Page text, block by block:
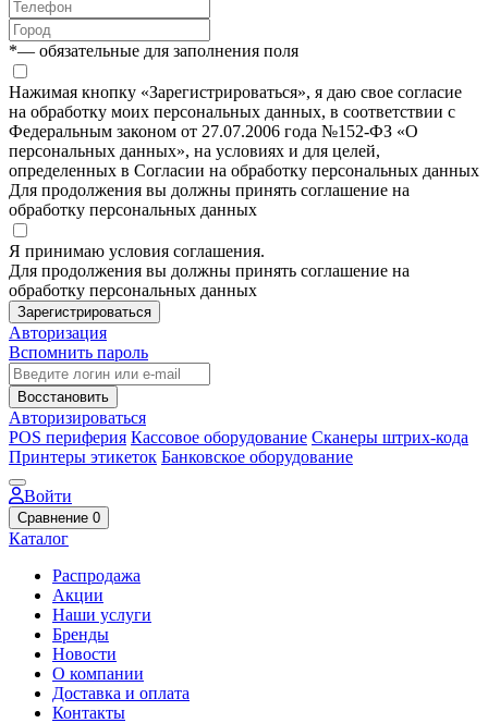
*— обязательные для заполнения поля
Нажимая кнопку «Зарегистрироваться», я даю свое согласие
на обработку моих персональных данных, в соответствии с
Федеральным законом от 27.07.2006 года №152-ФЗ «О
персональных данных», на условиях и для целей,
определенных в Согласии на обработку персональных данных
Для продолжения вы должны принять соглашение на
обработку персональных данных
Я принимаю условия соглашения.
Для продолжения вы должны принять соглашение на
обработку персональных данных
Зарегистрироваться
Авторизация
Вспомнить пароль
Восстановить
Авторизироваться
POS периферия Кассовое оборудование Сканеры штрих-кода
Принтеры этикеток Банковское оборудование
Войти
Сравнение 0
Каталог
Распродажа
Акции
Наши услуги
Бренды
Новости
О компании
Доставка и оплата
Контакты